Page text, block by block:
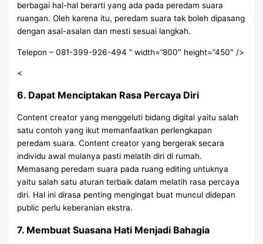
berbagai hal-hal berarti yang ada pada peredam suara
ruangan. Oleh karena itu, peredam suara tak boleh dipasang
dengan asal-asalan dan mesti sesuai langkah.
Telepon – 081-399-926-494 ” width=”800″ height=”450″ />
<
6. Dapat Menciptakan Rasa Percaya Diri
Content creator yang menggeluti bidang digital yaitu salah
satu contoh yang ikut memanfaatkan perlengkapan
peredam suara. Content creator yang bergerak secara
individu awal mulanya pasti melatih diri di rumah.
Memasang peredam suara pada ruang editing untuknya
yaitu salah satu aturan terbaik dalam melatih rasa percaya
diri. Hal ini dirasa penting mengingat buat muncul didepan
public perlu keberanian ekstra.
7. Membuat Suasana Hati Menjadi Bahagia